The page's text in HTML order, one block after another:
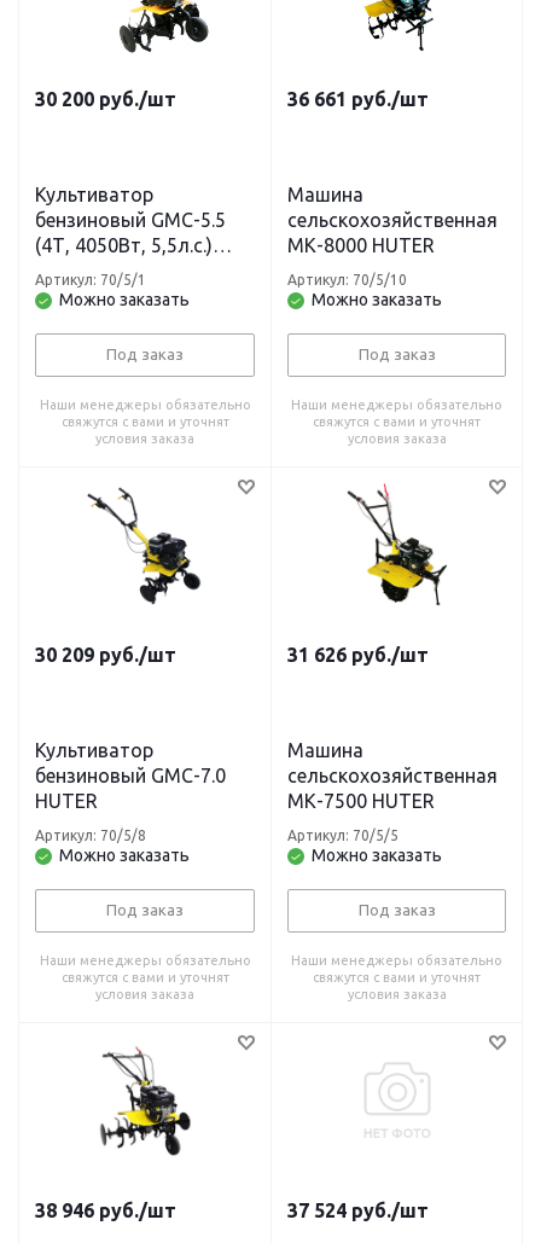
30 200 руб./шт
Культиватор
бензиновый GMC-5.5
(4Т, 4050Вт, 5,5л.с.)
HUTER
Можно заказать
Артикул: 70/5/1
Под заказ
Наши менеджеры обязательно
свяжутся с вами и уточнят
условия заказа
36 661 руб./шт
Машина
сельскохозяйственная
МК-8000 HUTER
Можно заказать
Артикул: 70/5/10
Под заказ
Наши менеджеры обязательно
свяжутся с вами и уточнят
условия заказа
30 209 руб./шт
Культиватор
бензиновый GMC-7.0
HUTER
Можно заказать
Артикул: 70/5/8
Под заказ
Наши менеджеры обязательно
свяжутся с вами и уточнят
условия заказа
31 626 руб./шт
Машина
сельскохозяйственная
МК-7500 HUTER
Можно заказать
Артикул: 70/5/5
Под заказ
Наши менеджеры обязательно
свяжутся с вами и уточнят
условия заказа
38 946 руб./шт 37 524 руб./шт